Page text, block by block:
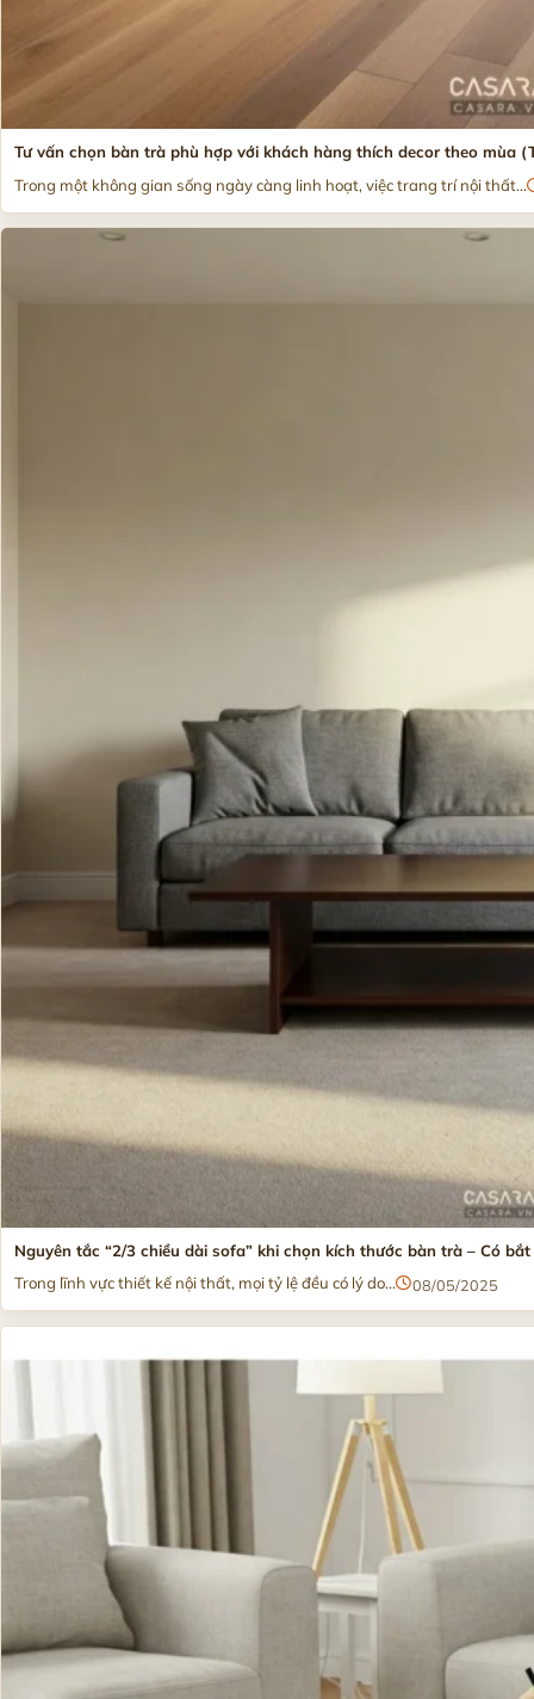
Tư vấn chọn bàn trà phù hợp với khách hàng thích decor theo mùa
Trong một không gian sống ngày càng linh hoạt, việc trang trí nội thất...
Nguyên tắc “2/3 chiều dài sofa” khi chọn kích thước bàn trà – Có
Trong lĩnh vực thiết kế nội thất, mọi tỷ lệ đều có lý do...
08/05/2025